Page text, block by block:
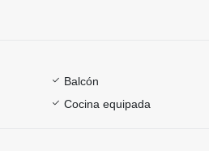
Balcón
Cocina equipada